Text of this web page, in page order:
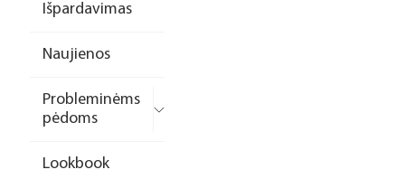
Išpardavimas
Naujienos
Probleminėms
pėdoms
Lookbook